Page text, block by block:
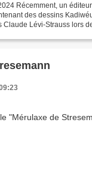
Récemment, un
des dessins
Claude Lévi-Strauss lors